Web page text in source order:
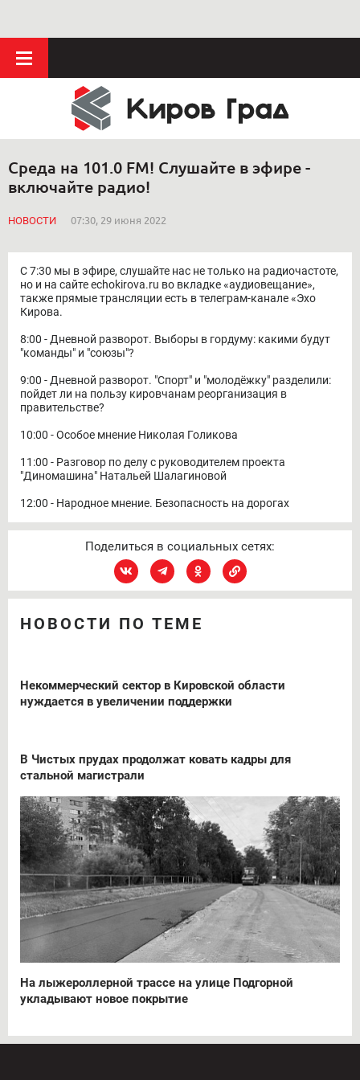
Среда на 101.0 FM! Слушайте в эфире -
включайте радио!
НОВОСТИ 07:30, 29 июня 2022
С 7:30 мы в эфире, слушайте нас не только на радиочастоте,
но и на сайте echokirova.ru во вкладке «аудиовещание»,
также прямые трансляции есть в телеграм-канале «Эхо
Кирова.
8:00 - Дневной разворот. Выборы в гордуму: какими будут
"команды" и "союзы"?
9:00 - Дневной разворот. "Спорт" и "молодёжку" разделили:
пойдет ли на пользу кировчанам реорганизация в
правительстве?
10:00 - Особое мнение Николая Голикова
11:00 - Разговор по делу с руководителем проекта
"Диномашина" Натальей Шалагиновой
12:00 - Народное мнение. Безопасность на дорогах
Поделиться в социальных сетях:
НОВОСТИ ПО ТЕМЕ
Некоммерческий сектор в Кировской области
нуждается в увеличении поддержки
В Чистых прудах продолжат ковать кадры для
стальной магистрали
На лыжероллерной трассе на улице Подгорной
укладывают новое покрытие